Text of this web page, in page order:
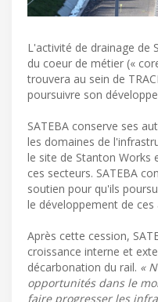
L'activité de drainage de
du coeur de métier («
trouvera au sein de
poursuivre son
SATEBA conserve ses
les domaines de
le site de Stanton Works
ces secteurs. SATEBA
soutien pour qu'ils
le développement de
Après cette cession,
croissance interne et
décarbonation du rail. «
opportunités dans le
faire progresser les